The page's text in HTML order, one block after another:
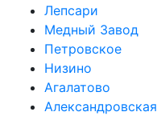
Лепсари
Медный Завод
Петровское
Низино
Агалатово
Александровская